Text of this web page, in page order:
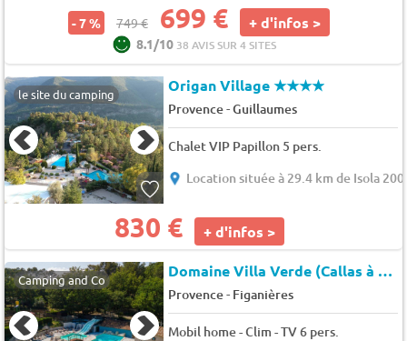
- 7 % 749 € 699 € + d'infos >
8.1/10 38 AVIS SUR 4 SITES
le site du camping Origan Village★★★★
Provence-Guillaumes
Chalet VIP Papillon 5 pers.
Location située à 29.4 km de Isola
830 € + d'infos >
Camping and Co Domaine Villa Verde (Callas à 5 km)
Provence- Figanières
Mobil home - Clim - TV 6 pers.